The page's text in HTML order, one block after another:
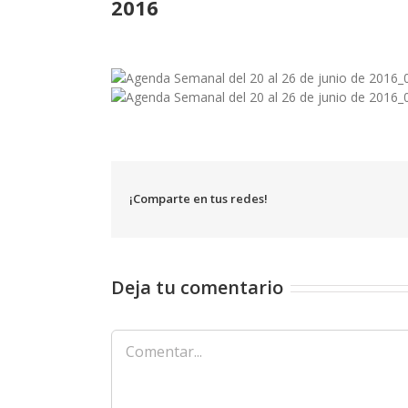
2016
¡Comparte en tus redes!
Deja tu comentario
Comentar